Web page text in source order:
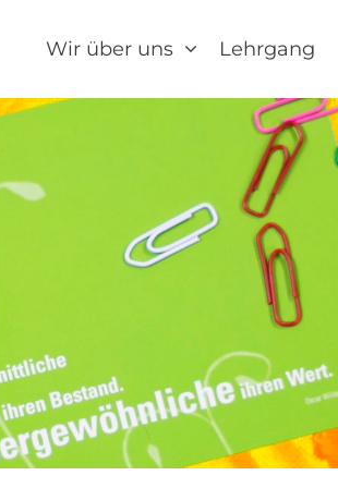
Wir über uns Lehrgang